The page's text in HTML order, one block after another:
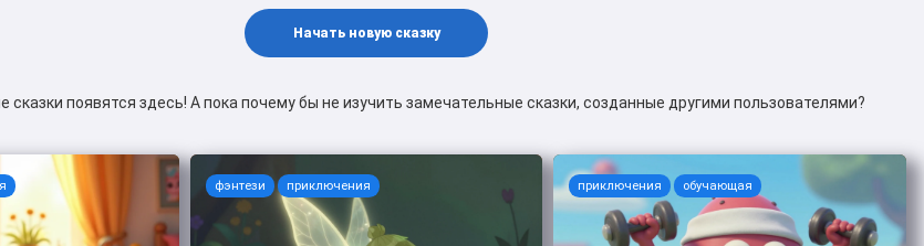
Начать новую сказку
сказки появятся здесь! А пока почему бы не изучить замечательные сказки, созданные другими пользователями?
фэнтези приключения приключения обучающая